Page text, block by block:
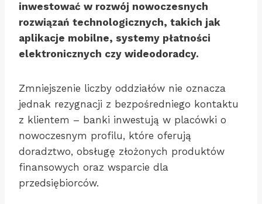
inwestować w rozwój nowoczesnych
rozwiązań technologicznych, takich jak
aplikacje mobilne, systemy płatności
elektronicznych czy wideodoradcy.
Zmniejszenie liczby oddziałów nie oznacza
jednak rezygnacji z bezpośredniego kontaktu
z klientem – banki inwestują w placówki o
nowoczesnym profilu, które oferują
doradztwo, obsługę złożonych produktów
finansowych oraz wsparcie dla
przedsiębiorców.